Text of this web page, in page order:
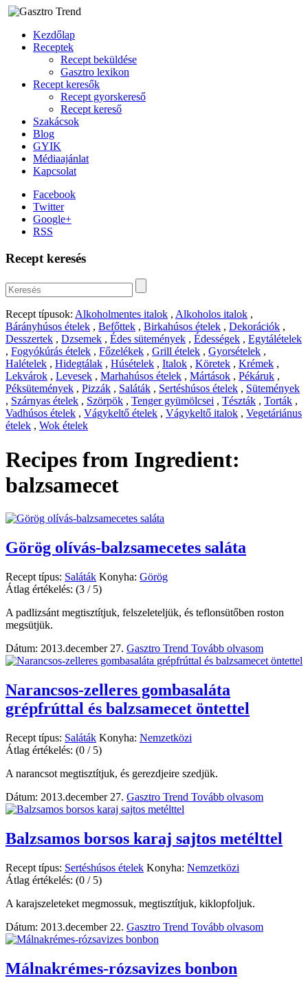
Kezdőlap
Receptek
Recept beküldése
Gasztro lexikon
Recept keresők
Recept gyorskereső
Recept kereső
Szakácsok
Blog
GYIK
Médiaajánlat
Kapcsolat
Facebook
Twitter
Google+
RSS
Recept keresés
Recept típusok: Alkoholmentes italok , Alkoholos italok ,
Bárányhúsos ételek , Befőttek , Birkahúsos ételek , Dekorációk ,
Desszertek , Dzsemek , Édes sütemények , Édességek , Egytálételek
, Fogyókúrás ételek , Főzelékek , Grill ételek , Gyorsételek ,
Halételek , Hidegtálak , Húsételek , Italok , Köretek , Krémek ,
Lekvárok , Levesek , Marhahúsos ételek , Mártások , Pékáruk ,
Péksütemények , Pizzák , Saláták , Sertéshúsos ételek , Sütemények
, Szárnyas ételek , Szörpök , Tenger gyümölcsei , Tészták , Torták ,
Vadhúsos ételek , Vágykeltő ételek , Vágykeltő italok , Vegetáriánus
ételek , Wok ételek
Recipes from Ingredient:
balzsamecet
Görög olívás-balzsamecetes saláta
Recept típus: Saláták Konyha: Görög
Átlag értékelés: (3 / 5)
A padlizsánt megtisztítjuk, felszeleteljük, és teflonsütőben roston
megsütjük.
Dátum: 2013.december 27. Gasztro Trend Tovább olvasom
Narancsos-zelleres gombasaláta
grépfrúttal és balzsamecet öntettel
Recept típus: Saláták Konyha: Nemzetközi
Átlag értékelés: (0 / 5)
A narancsot megtisztítjuk, és gerezdjeire szedjük.
Dátum: 2013.december 27. Gasztro Trend Tovább olvasom
Balzsamos borsos karaj sajtos metélttel
Recept típus: Sertéshúsos ételek Konyha: Nemzetközi
Átlag értékelés: (0 / 5)
A karajszeleteket megmossuk, megtisztítjuk, kiklopfoljuk.
Dátum: 2013.december 22. Gasztro Trend Tovább olvasom
Málnakrémes-rózsavizes bonbon